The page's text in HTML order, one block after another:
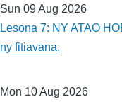
Sun 09 Aug 2026
Lesona 7: NY ATAO
ny fitiavana.
Mon 10 Aug 2026